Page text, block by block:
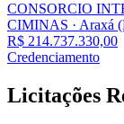
CONSORCIO
CIMINAS · Araxá
R$ 214.737.330,00
Credenciamento
Licitações